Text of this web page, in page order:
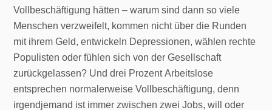
Vollbeschäftigung hätten – warum sind dann so viele
Menschen verzweifelt, kommen nicht über die Runden
mit ihrem Geld, entwickeln Depressionen, wählen rechte
Populisten oder fühlen sich von der Gesellschaft
zurückgelassen? Und drei Prozent Arbeitslose
entsprechen normalerweise Vollbeschäftigung, denn
irgendjemand ist immer zwischen zwei Jobs, will oder